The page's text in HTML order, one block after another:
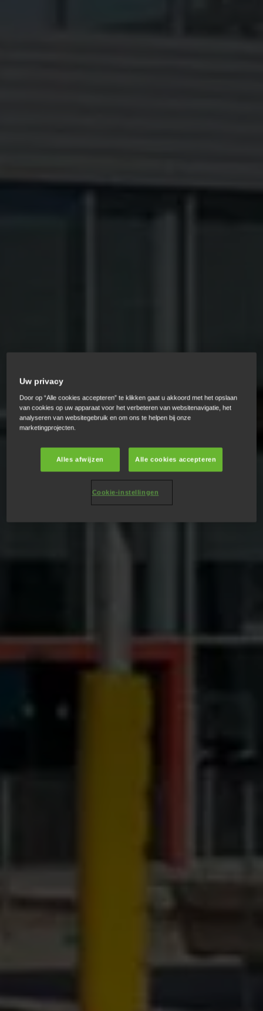
Uw privacy
Door op “Alle cookies accepteren” te klikken gaat u akkoord met het opslaan
van cookies op uw apparaat voor het verbeteren van websitenavigatie, het
analyseren van websitegebruik en om ons te helpen bij onze
marketingprojecten.
Alles afwijzen Alle cookies accepteren
Cookie-instellingen